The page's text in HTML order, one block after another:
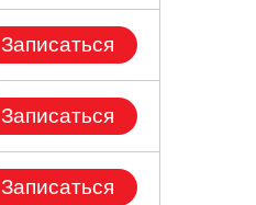
Записаться
Записаться
Записаться